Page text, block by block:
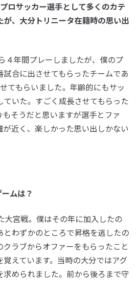
ロサッカー選手として多くのカテ
が、大分トリニータ在籍時の思い出
４年間プレーしましたが、僕のプ
試合に出させてもらったチームであ
てもらいました。年齢的にもサッ
ていた。すごく成長させてもらった
そうだと思いますが選手とファ
が近く、楽しかった思い出しかない
ムは？
宮戦。僕はその年に加入したの
とわずかのところで昇格を逃したの
ラブからオファーをもらったこと
えています。当時の大分ではアグ
求められました。前から後ろまで守